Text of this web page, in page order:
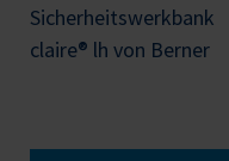
Sicherheitswerkbank
claire® lh von Berner